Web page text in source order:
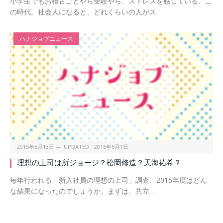
の時代。社会人になると、どれくらいの人がス…
ハナジョブニュース
2015年5月13日 UPDATED: 2015年6月1日
理想の上司は所ジョージ？松岡修造？天海祐希？
毎年行われる「新入社員の理想の上司」調査、2015年度はどん
な結果になったのでしょうか。まずは、共立…